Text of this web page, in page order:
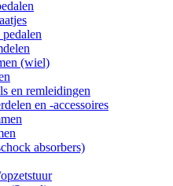
(wiel)
en remleidingen
en -accessoires
absorbers)